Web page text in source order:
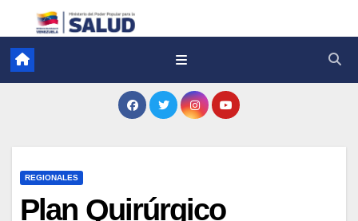
REGIONALES
Plan Quirúrgico